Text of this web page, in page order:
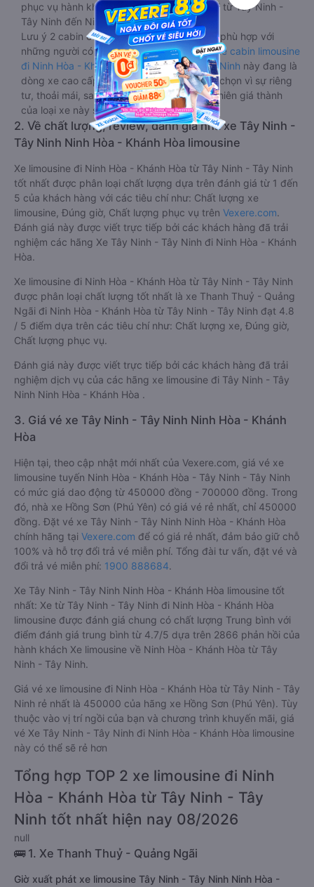
phục vụ hành khách giải trí trong chuyến đi từ Tây Ninh -
Tây Ninh đến Ninh Hòa - Khánh Hòa.
Lưu ý 2 cabin cuối thường thiết kế nhỏ hơn phù hợp với
những người có thân hình nhỏ nhắn. Dòngxe cabin limousine
đi Ninh Hòa - Khánh Hòa từ Tây Ninh - Tây Ninh này đang là
dòng xe cao cấp nhất, hành khách thường chọn vì sự riêng
tư, thoải mái, sang trọng và tiện nghi. Tất nhiên giá thành
của loại xe này sẽ cao hơn các loại khác.
2. Về chất lượng, review, đánh giá nhà xe Tây Ninh -
Tây Ninh Ninh Hòa - Khánh Hòa limousine
Xe limousine đi Ninh Hòa - Khánh Hòa từ Tây Ninh - Tây Ninh
tốt nhất được phân loại chất lượng dựa trên đánh giá từ 1 đến
5 của khách hàng với các tiêu chí như: Chất lượng xe
limousine, Đúng giờ, Chất lượng phục vụ trên Vexere.com.
Đánh giá này được viết trực tiếp bởi các khách hàng đã trải
nghiệm các hãng Xe Tây Ninh - Tây Ninh đi Ninh Hòa - Khánh
Hòa.
Xe limousine đi Ninh Hòa - Khánh Hòa từ Tây Ninh - Tây Ninh
được phân loại chất lượng tốt nhất là xe Thanh Thuỷ - Quảng
Ngãi đi Ninh Hòa - Khánh Hòa từ Tây Ninh - Tây Ninh đạt 4.8
/ 5 điểm dựa trên các tiêu chí như: Chất lượng xe, Đúng giờ,
Chất lượng phục vụ.
Đánh giá này được viết trực tiếp bởi các khách hàng đã trải
nghiệm dịch vụ của các hãng xe limousine đi Tây Ninh - Tây
Ninh Ninh Hòa - Khánh Hòa .
3. Giá vé xe Tây Ninh - Tây Ninh Ninh Hòa - Khánh
Hòa
Hiện tại, theo cập nhật mới nhất của Vexere.com, giá vé xe
limousine tuyến Ninh Hòa - Khánh Hòa - Tây Ninh - Tây Ninh
có mức giá dao động từ 450000 đồng - 700000 đồng. Trong
đó, nhà xe Hồng Sơn (Phú Yên) có giá vé rẻ nhất, chỉ 450000
đồng. Đặt vé xe Tây Ninh - Tây Ninh Ninh Hòa - Khánh Hòa
chính hãng tại Vexere.com để có giá rẻ nhất, đảm bảo giữ chỗ
100% và hỗ trợ đổi trả vé miễn phí. Tổng đài tư vấn, đặt vé và
đổi trả vé miễn phí: 1900 888684.
Xe Tây Ninh - Tây Ninh Ninh Hòa - Khánh Hòa limousine tốt
nhất: Xe từ Tây Ninh - Tây Ninh đi Ninh Hòa - Khánh Hòa
limousine được đánh giá chung có chất lượng Trung bình với
điểm đánh giá trung bình từ 4.7/5 dựa trên 2866 phản hồi của
hành khách Xe limousine về Ninh Hòa - Khánh Hòa từ Tây
Ninh - Tây Ninh.
Giá vé xe limousine đi Ninh Hòa - Khánh Hòa từ Tây Ninh - Tây
Ninh rẻ nhất là 450000 của hãng xe Hồng Sơn (Phú Yên). Tùy
thuộc vào vị trí ngồi của bạn và chương trình khuyến mãi, giá
vé Xe Tây Ninh - Tây Ninh đi Ninh Hòa - Khánh Hòa limousine
này có thể sẽ rẻ hơn
Tổng hợp TOP 2 xe limousine đi Ninh
Hòa - Khánh Hòa từ Tây Ninh - Tây
Ninh tốt nhất hiện nay 08/2026
null
🚌 1. Xe Thanh Thuỷ - Quảng Ngãi
Giờ xuất phát xe limousine Tây Ninh - Tây Ninh Ninh Hòa -